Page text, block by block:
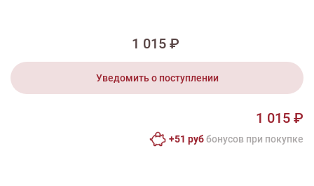
1 015 ₽
Уведомить о поступлении
1 015 ₽
+51 руббонусов при покупке